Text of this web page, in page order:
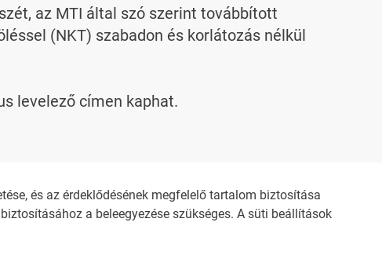
és az érdeklődésének megfelelő tartalom biztosítása
a beleegyezése szükséges. A süti beállítások
az MTI által szó szerint továbbított
(NKT) szabadon és korlátozás nélkül
levelező címen kaphat.